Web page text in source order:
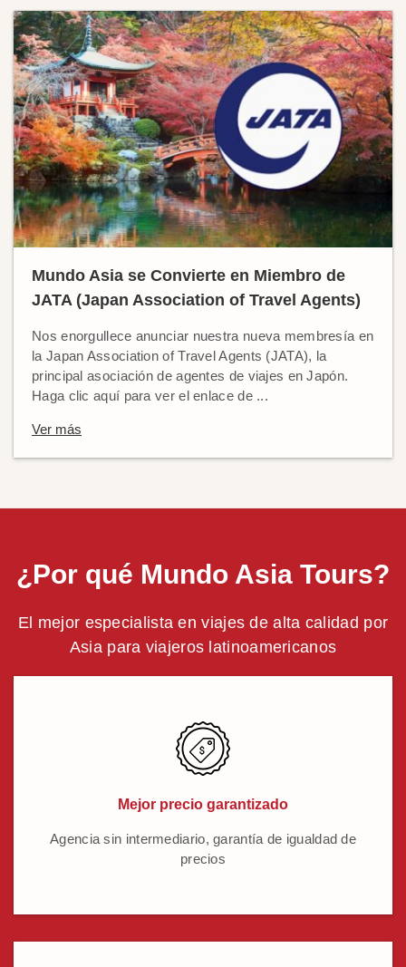
Mundo Asia se Convierte en Miembro de
JATA (Japan Association of Travel Agents)
Nos enorgullece anunciar nuestra nueva membresía en
la Japan Association of Travel Agents (JATA), la
principal asociación de agentes de viajes en Japón.
Haga clic aquí para ver el enlace de ...
Ver más
¿Por qué Mundo Asia Tours?
El mejor especialista en viajes de alta calidad por
Asia para viajeros latinoamericanos
Mejor precio garantizado
Agencia sin intermediario, garantía de igualdad de
precios